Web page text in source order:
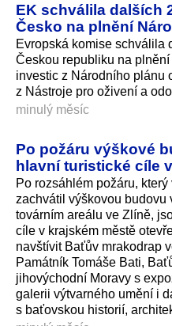
EK schválila dalších
Česko na plnění
Evropská komise schválila
Českou republiku na
investic z Národního plánu
z Nástroje pro oživení a
minulý měsíc
Po požáru výškové
hlavní turistické cíle
Po rozsáhlém požáru,
zachvátil výškovou
továrním areálu ve Zlíně,
cíle v krajském městě
navštívit Baťův mrakodrap
Památník Tomáše Bati,
jihovýchodní Moravy s
galerii výtvarného umění i
s baťovskou historií,